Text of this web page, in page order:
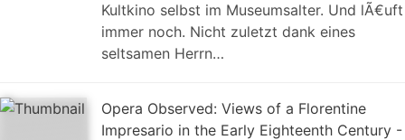
Kultkino selbst im Museumsalter. Und lÃ€uft
immer noch. Nicht zuletzt dank eines
seltsamen Herrn…
Opera Observed: Views of a Florentine
Impresario in the Early Eighteenth Century -